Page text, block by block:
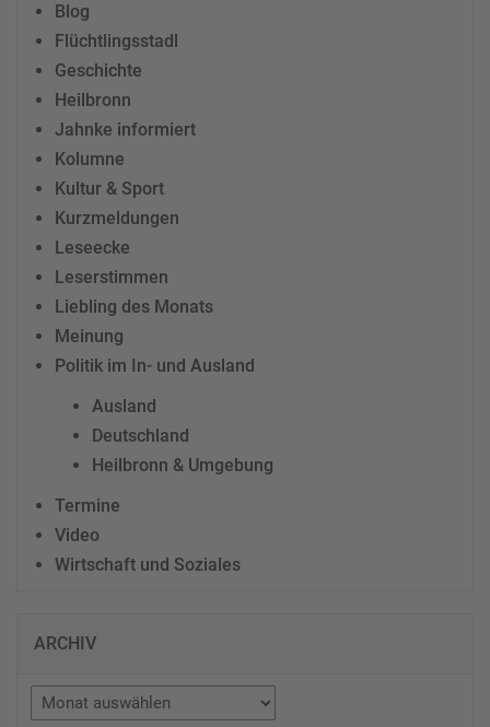
Blog
Flüchtlingsstadl
Geschichte
Heilbronn
Jahnke informiert
Kolumne
Kultur & Sport
Kurzmeldungen
Leseecke
Leserstimmen
Liebling des Monats
Meinung
Politik im In- und Ausland
Ausland
Deutschland
Heilbronn & Umgebung
Termine
Video
Wirtschaft und Soziales
ARCHIV
Archiv